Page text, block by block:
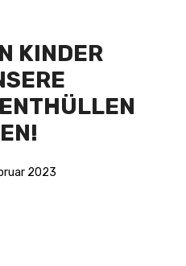
KINDER
2023